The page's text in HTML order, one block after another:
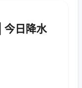
今日降水